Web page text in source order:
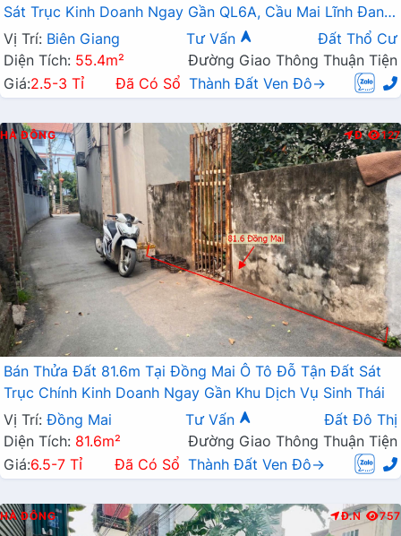
Sát Trục Kinh Doanh Ngay Gần QL6A, Cầu Mai Lĩnh Đang
Mở Rộng
Vị Trí: Biên Giang Tư Vấn
Đất Thổ Cư
Diện Tích: 55.4m²
Đường Giao Thông Thuận Tiện
Giá:2.5-3 Tỉ Đã Có Sổ Thành Đất Ven Đô→
HÀ ĐÔNG Đ 127
Bán Thửa Đất 81.6m Tại Đồng Mai Ô Tô Đỗ Tận Đất Sát
Trục Chính Kinh Doanh Ngay Gần Khu Dịch Vụ Sinh Thái
Vị Trí: Đồng Mai Tư Vấn
Đất Đô Thị
Diện Tích: 81.6m²
Đường Giao Thông Thuận Tiện
Giá:6.5-7 Tỉ Đã Có Sổ Thành Đất Ven Đô→
HÀ ĐÔNG Đ.N 757